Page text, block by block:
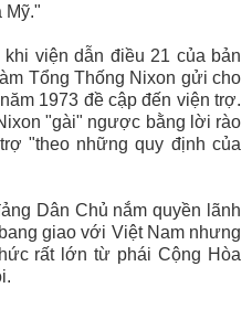
Mỹ."
viện dẫn điều 21 của bản
Tổng Thống Nixon gửi cho
1973 đề cập đến viện trợ.
"gài" ngược bằng lời rào
"theo những quy định của
Dân Chủ nắm quyền lãnh
giao với Việt Nam nhưng
rất lớn từ phái Cộng Hòa